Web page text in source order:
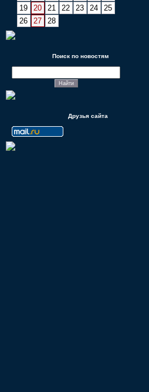
19
20 21 22 23 24
25
26
27 28
Поиск по новостям
Друзья сайта